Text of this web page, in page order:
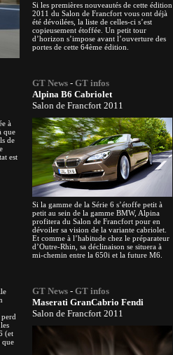
à
que
de
est
(et
que
Si les premières nouveautés de cette édition
2011 du Salon de Francfort vous ont déjà
été dévoilées, la liste de celles-ci s’est
copieusement étoffée. Un petit tour
d’horizon s’impose avant l’ouverture des
portes de cette 64ème édition.
GT News - GT infos
Alpina B6 Cabriolet
Salon de Francfort 2011
Si la gamme de la Série 6 s’étoffe petit à
petit au sein de la gamme BMW, Alpina
profitera du Salon de Francfort pour en
dévoiler sa vision de la variante cabriolet.
Et comme à l’habitude chez le préparateur
d’Outre-Rhin, sa déclinaison se situera à
mi-chemin entre la 650i et la future M6.
GT News - GT infos
Maserati GranCabrio Fendi
Salon de Francfort 2011